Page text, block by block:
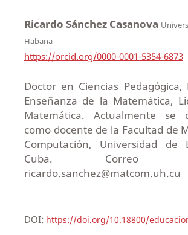
Ricardo Sánchez Casanova
Habana
https://orcid.org/0000-0001-5354-6873
Doctor en Ciencias Pedagógica,
Enseñanza de la Matemática,
Matemática. Actualmente se
como docente de la Facultad de
Computación, Universidad de
Cuba. Correo
ricardo.sanchez@matcom.uh.cu
DOI: https://doi.org/10.18800/